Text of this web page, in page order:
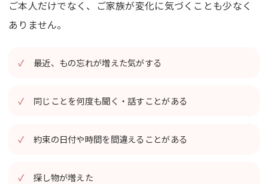
ご本人だけでなく、ご家族が変化に気づくことも少なく
ありません。
最近、もの忘れが増えた気がする
同じことを何度も聞く・話すことがある
約束の日付や時間を間違えることがある
探し物が増えた